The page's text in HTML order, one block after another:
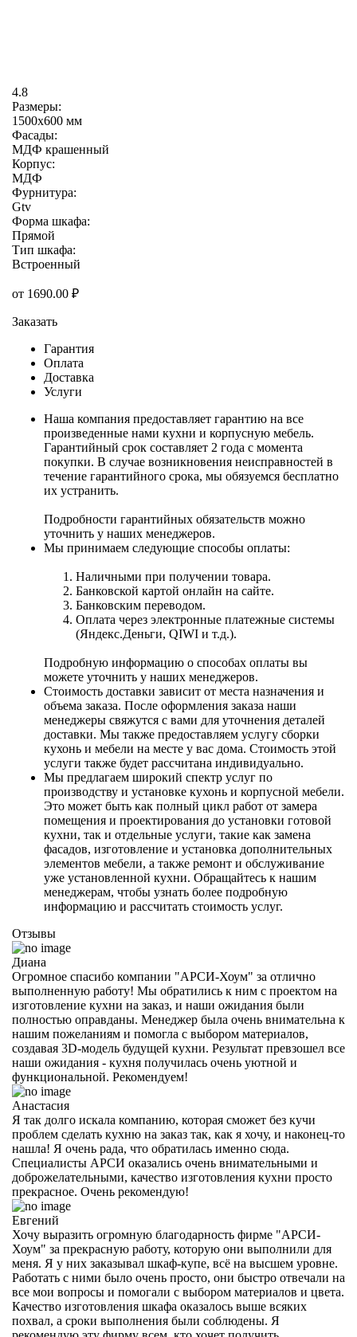
4.8
Размеры:
1500х600 мм
Фасады:
МДФ крашенный
Корпус:
МДФ
Фурнитура:
Gtv
Форма шкафа:
Прямой
Тип шкафа:
Встроенный
от 1690.00 ₽
Заказать
Гарантия
Оплата
Доставка
Услуги
Наша компания предоставляет гарантию на все
произведенные нами кухни и корпусную мебель.
Гарантийный срок составляет 2 года с момента
покупки. В случае возникновения неисправностей в
течение гарантийного срока, мы обязуемся бесплатно
их устранить.
Подробности гарантийных обязательств можно
уточнить у наших менеджеров.
Мы принимаем следующие способы оплаты:
Наличными при получении товара.
Банковской картой онлайн на сайте.
Банковским переводом.
Оплата через электронные платежные системы
(Яндекс.Деньги, QIWI и т.д.).
Подробную информацию о способах оплаты вы
можете уточнить у наших менеджеров.
Стоимость доставки зависит от места назначения и
объема заказа. После оформления заказа наши
менеджеры свяжутся с вами для уточнения деталей
доставки. Мы также предоставляем услугу сборки
кухонь и мебели на месте у вас дома. Стоимость этой
услуги также будет рассчитана индивидуально.
Мы предлагаем широкий спектр услуг по
производству и установке кухонь и корпусной мебели.
Это может быть как полный цикл работ от замера
помещения и проектирования до установки готовой
кухни, так и отдельные услуги, такие как замена
фасадов, изготовление и установка дополнительных
элементов мебели, а также ремонт и обслуживание
уже установленной кухни. Обращайтесь к нашим
менеджерам, чтобы узнать более подробную
информацию и рассчитать стоимость услуг.
Отзывы
Диана
Огромное спасибо компании "АРСИ-Хоум" за отлично
выполненную работу! Мы обратились к ним с проектом на
изготовление кухни на заказ, и наши ожидания были
полностью оправданы. Менеджер была очень внимательна к
нашим пожеланиям и помогла с выбором материалов,
создавая 3D-модель будущей кухни. Результат превзошел все
наши ожидания - кухня получилась очень уютной и
функциональной. Рекомендуем!
Анастасия
Я так долго искала компанию, которая сможет без кучи
проблем сделать кухню на заказ так, как я хочу, и наконец-то
нашла! Я очень рада, что обратилась именно сюда.
Специалисты АРСИ оказались очень внимательными и
доброжелательными, качество изготовления кухни просто
прекрасное. Очень рекомендую!
Евгений
Хочу выразить огромную благодарность фирме "АРСИ-
Хоум" за прекрасную работу, которую они выполнили для
меня. Я у них заказывал шкаф-купе, всё на высшем уровне.
Работать с ними было очень просто, они быстро отвечали на
все мои вопросы и помогали с выбором материалов и цвета.
Качество изготовления шкафа оказалось выше всяких
похвал, а сроки выполнения были соблюдены. Я